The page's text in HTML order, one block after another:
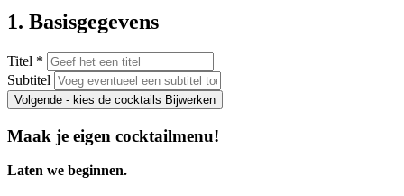
1. Basisgegevens
Titel *
Subtitel
Volgende - kies de cocktails Bijwerken
Maak je eigen cocktailmenu!
Laten we beginnen.